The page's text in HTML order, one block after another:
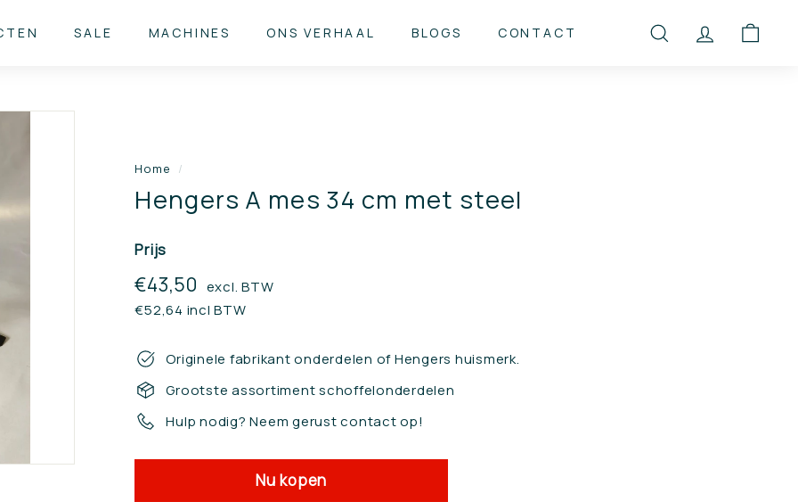
SALE MACHINES ONS VERHAAL BLOGS CONTACT
ZOEKENACCOUNT
Home /
Hengers A mes 34 cm met steel
Prijs
Reguliere
prijs
€43,50 €43,50
excl. BTW
€52,64 incl BTW
Originele fabrikant onderdelen of Hengers huismerk.
Grootste assortiment schoffelonderdelen
Hulp nodig? Neem gerust contact op!
Nu kopen